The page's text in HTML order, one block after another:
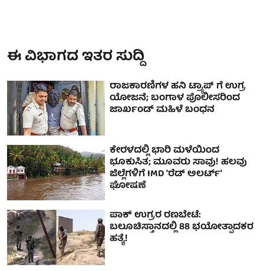
ಈ ವಿಭಾಗದ ಇತರ ಸುದ್ದಿ
ರಾಜಕಾರಣಿಗಳ ಹನಿ ಟ್ರ್ಯಾಪ್ ಗೆ ಉಗ್ರ
ಯೋಜನೆ; ಬಂಗಾಳ ಪೊಲೀಸರಿಂದ
ಜಾರ್ಖಂಡ್ ಮಹಿಳೆ ಬಂಧನ
ಕೇರಳದಲ್ಲಿ ಭಾರಿ ಮಳೆಯಿಂದ
ಭೂಕುಸಿತ; ಮೂವರು ಸಾವು! ಹಲವು
ಜಿಲ್ಲೆಗಳಿಗೆ IMD 'ರೆಡ್ ಅಲರ್ಟ್'
ಘೋಷಣೆ
ಪಾಕ್ ಉಗ್ರರ ರಣಬೇಟೆ:
ಬಲೂಚಿಸ್ತಾನದಲ್ಲಿ 88 ಭಯೋತ್ಪಾದಕರ
ಹತ್ಯೆ!